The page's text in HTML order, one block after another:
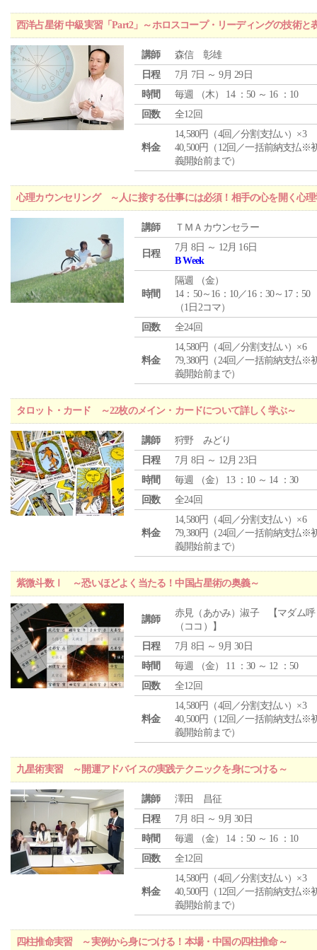
西洋占星術 中級実習「Part2」～ホロスコープ・リーディングの技術と
講師
森信 彰雄
日程
7月 7日 ～ 9月 29日
時間
毎週 （木） 14 ：50 ～ 16 ：10
回数
全12回
料金
14,580円（4回／分割支払い）×3
40,500円（12回／一括前納支払※
義開始前まで）
心理カウンセリング ～人に接する仕事には必須！相手の心を開く心理
講師 ＴＭＡカウンセラー
日程
7月 8日 ～ 12月 16日
B Week
時間
隔週 （金）
14：50～16：10／16：30～17：50
（1日2コマ）
回数
全24回
料金
14,580円（4回／分割支払い）×6
79,380円（24回／一括前納支払※
義開始前まで）
タロット・カード ～22枚のメイン・カードについて詳しく学ぶ～
講師
狩野 みどり
日程
7月 8日 ～ 12月 23日
時間
毎週 （金） 13 ：10 ～ 14 ：30
回数
全24回
料金
14,580円（4回／分割支払い）×6
79,380円（24回／一括前納支払※
義開始前まで）
紫微斗数Ⅰ ～恐いほどよく当たる！中国占星術の奥義～
講師
赤見（あかみ）淑子 【マダム呼
（ココ）】
日程
7月 8日 ～ 9月 30日
時間
毎週 （金） 11 ：30 ～ 12 ：50
回数
全12回
料金
14,580円（4回／分割支払い）×3
40,500円（12回／一括前納支払※
義開始前まで）
九星術実習 ～開運アドバイスの実践テクニックを身につける～
講師
澤田 昌征
日程
7月 8日 ～ 9月 30日
時間
毎週 （金） 14 ：50 ～ 16 ：10
回数
全12回
料金
14,580円（4回／分割支払い）×3
40,500円（12回／一括前納支払※
義開始前まで）
四柱推命実習 ～実例から身につける！本場・中国の四柱推命～